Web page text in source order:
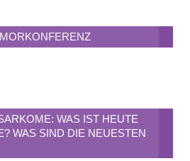
WAS IST HEUTE
WAS SIND DIE NEUESTEN